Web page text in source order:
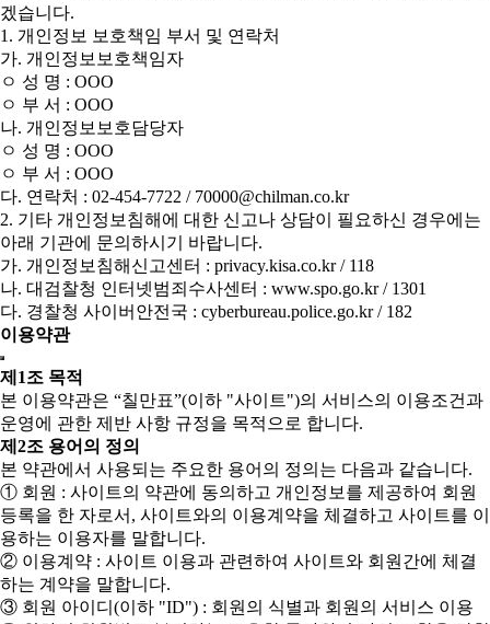
겠습니다.
1. 개인정보 보호책임 부서 및 연락처
가. 개인정보보호책임자
ㅇ 성 명 : OOO
ㅇ 부 서 : OOO
나. 개인정보보호담당자
ㅇ 성 명 : OOO
ㅇ 부 서 : OOO
다. 연락처 : 02-454-7722 / 70000@chilman.co.kr
2. 기타 개인정보침해에 대한 신고나 상담이 필요하신 경우에는
아래 기관에 문의하시기 바랍니다.
가. 개인정보침해신고센터 : privacy.kisa.co.kr / 118
나. 대검찰청 인터넷범죄수사센터 : www.spo.go.kr / 1301
다. 경찰청 사이버안전국 : cyberbureau.police.go.kr / 182
이용약관
제1조 목적
본 이용약관은 “칠만표”(이하 "사이트")의 서비스의 이용조건과
운영에 관한 제반 사항 규정을 목적으로 합니다.
제2조 용어의 정의
본 약관에서 사용되는 주요한 용어의 정의는 다음과 같습니다.
① 회원 : 사이트의 약관에 동의하고 개인정보를 제공하여 회원
등록을 한 자로서, 사이트와의 이용계약을 체결하고 사이트를 이
용하는 이용자를 말합니다.
② 이용계약 : 사이트 이용과 관련하여 사이트와 회원간에 체결
하는 계약을 말합니다.
③ 회원 아이디(이하 "ID") : 회원의 식별과 회원의 서비스 이용